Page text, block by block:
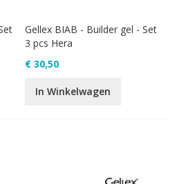
Gellex BIAB - Builder gel - Set
3 pcs Hera
€ 30,50
In Winkelwagen